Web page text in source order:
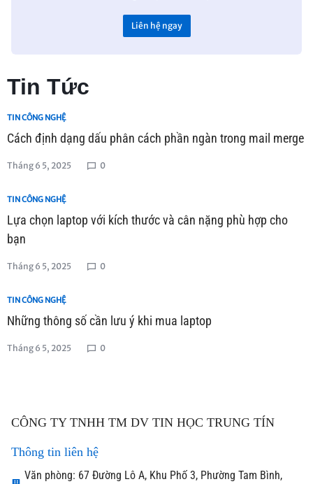
Liên hệ ngay
Tin Tức
TIN CÔNG NGHỆ
Cách định dạng dấu phân cách phần ngàn trong mail merge
Tháng 6 5, 2025 0
TIN CÔNG NGHỆ
Lựa chọn laptop với kích thước và cân nặng phù hợp cho
bạn
Tháng 6 5, 2025 0
TIN CÔNG NGHỆ
Những thông số cần lưu ý khi mua laptop
Tháng 6 5, 2025 0
CÔNG TY TNHH TM DV TIN HỌC TRUNG TÍN
Thông tin liên hệ
Văn phòng: 67 Đường Lô A, Khu Phố 3, Phường Tam Bình,